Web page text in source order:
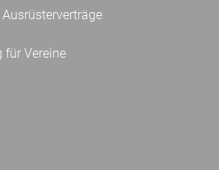
für Vereine